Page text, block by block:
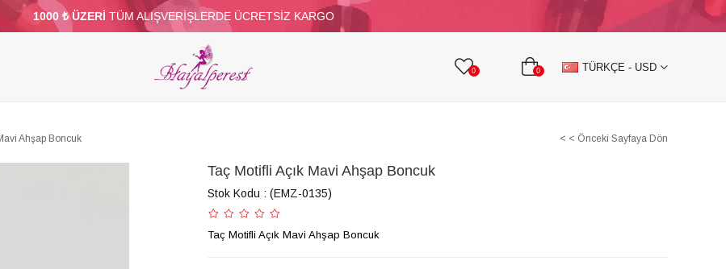
1000 ₺ ÜZERİ TÜM ALIŞVERİŞLERDE ÜCRETSİZ KARGO
0 0 TÜRKÇE - USD
PARTİ VE SÜS MALZEMELERİ TÜY BONCUKLAR TAŞLI TEKSTİL AKSESUARLARI
TOPTAN DİĞER
Ahşap Boncuk < < Önceki Sayfaya Dön
Taç Motifli Açık Mavi Ahşap Boncuk
Stok Kodu (EMZ-0135)
Taç Motifli Açık Mavi Ahşap Boncuk